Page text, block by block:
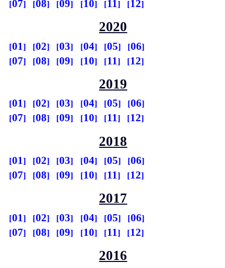
07 08 09 10 11 12
2020
01 02 03 04 05
06
07
08 09 10 11 12
2019
01 02 03 04 05
06
07
08 09 10 11 12
2018
01 02 03 04 05
06
07
08 09 10 11 12
2017
01 02 03 04 05
06
07
08 09 10 11 12
2016